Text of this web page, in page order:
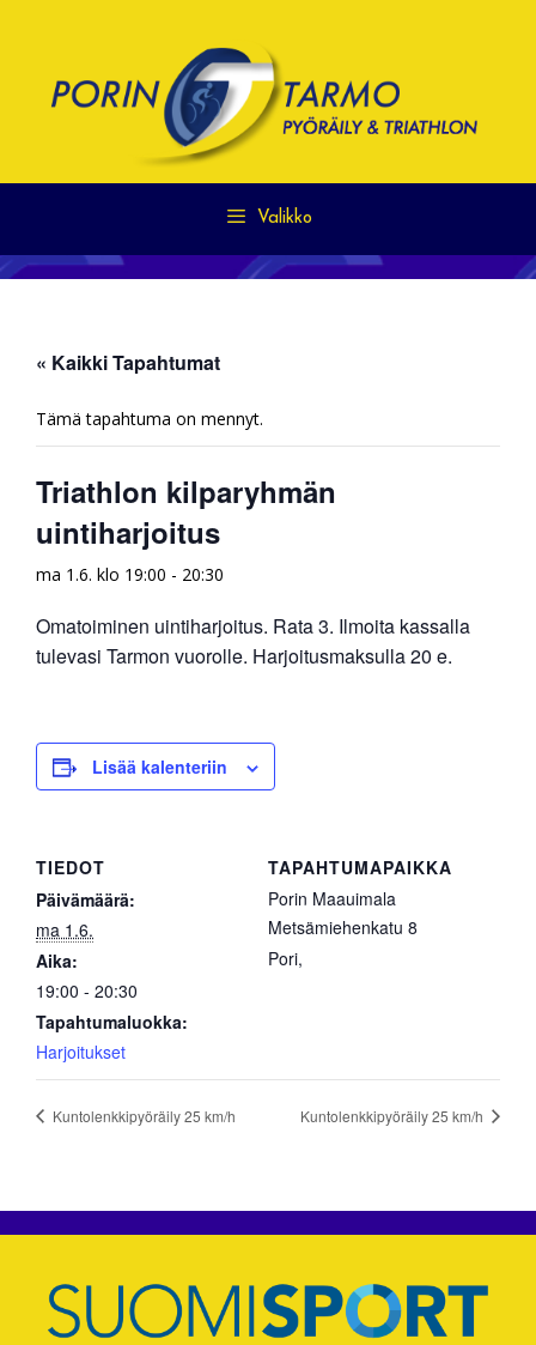
Valikko
« Kaikki Tapahtumat
Tämä tapahtuma on mennyt.
Triathlon kilparyhmän
uintiharjoitus
ma 1.6. klo 19:00 - 20:30
Omatoiminen uintiharjoitus. Rata 3. Ilmoita kassalla
tulevasi Tarmon vuorolle. Harjoitusmaksulla 20 e.
Lisää kalenteriin
TIEDOT
Päivämäärä:
ma 1.6.
Aika:
19:00 - 20:30
Tapahtumaluokka:
Harjoitukset
TAPAHTUMAPAIKKA
Porin Maauimala
Metsämiehenkatu 8
Pori,
Kuntolenkkipyöräily 25 km/h Kuntolenkkipyöräily 25 km/h